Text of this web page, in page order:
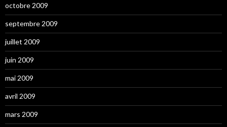
octobre 2009
septembre 2009
juillet 2009
juin 2009
mai 2009
avril 2009
mars 2009